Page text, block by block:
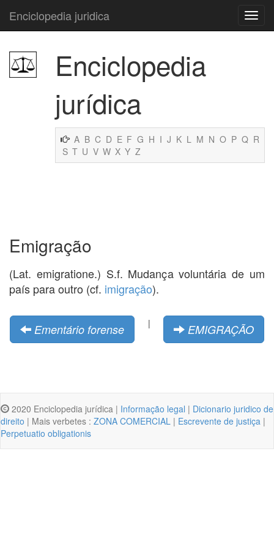
Enciclopedia juridica
Enciclopedia
jurídica
A B C D E F G H I J K L M N O P Q R
S T U V W X Y Z
Emigração
(Lat. emigratione.) S.f. Mudança voluntária de um
país para outro (cf. imigração).
Ementário forense | EMIGRAÇÃO
2020 Enciclopedia jurídica | Informação legal | Dicionario juridico de
direito | Mais verbetes : ZONA COMERCIAL | Escrevente de justiça |
Perpetuatio obligationis